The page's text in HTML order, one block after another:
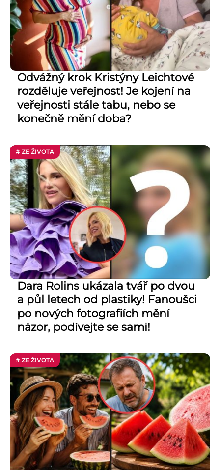
Odvážný krok Kristýny Leichtové
rozděluje veřejnost! Je kojení na
veřejnosti stále tabu, nebo se
konečně mění doba?
# ZE ŽIVOTA
Dara Rolins ukázala tvář po dvou
a půl letech od plastiky! Fanoušci
po nových fotografiích mění
názor, podívejte se sami!
# ZE ŽIVOTA